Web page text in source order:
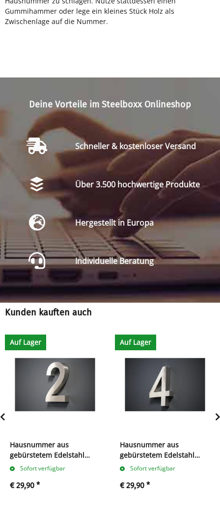
Gummihammer oder lege ein kleines Stück Holz als
Zwischenlage auf die Nummer.
Deine Vorteile im Steelboxx Onlineshop
Schneller & kostenloser Versand
Über 3.500 hochwertige Produkte
Hergestellt in Europa
Individuelle Beratung
Kunden kauften auch
Auf Lager
Hausnummer aus
gebürstetem Edelstahl
(Nr.2)Sofort verfügbar
€ 29,90 *
Auf Lager
Hausnummer aus
gebürstetem Edelstahl
(Nr.4)Sofort verfügbar
€ 29,90 *